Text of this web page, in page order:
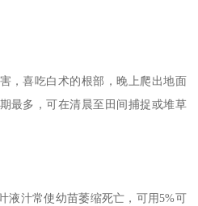
，喜吃白术的根部，晚上爬出地面
最多，可在清晨至田间捕捉或堆草
液汁常使幼苗萎缩死亡，可用5%可